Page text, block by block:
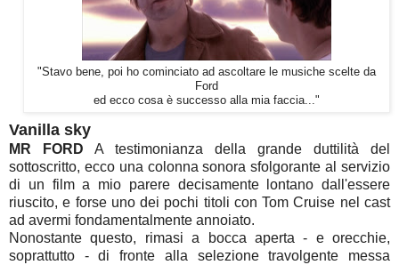
"Stavo bene, poi ho cominciato ad ascoltare le musiche scelte da
Ford
ed ecco cosa è successo alla mia faccia..."
Vanilla sky
MR FORD A testimonianza della grande duttilità del
sottoscritto, ecco una colonna sonora sfolgorante al servizio
di un film a mio parere decisamente lontano dall'essere
riuscito, e forse uno dei pochi titoli con Tom Cruise nel cast
ad avermi fondamentalmente annoiato.
Nonostante questo, rimasi a bocca aperta - e orecchie,
soprattutto - di fronte alla selezione travolgente messa